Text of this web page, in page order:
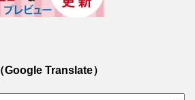
（Google Translate）